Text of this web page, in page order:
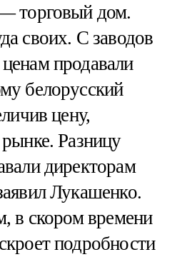
торговый дом.
своих. С заводов
продавали
белорусский
цену,
Разницу
директорам
Лукашенко.
в скором времени
подробности